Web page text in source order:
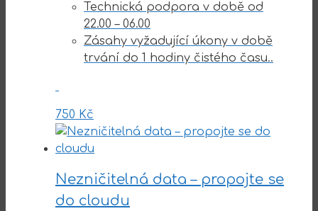
Technická podpora v době od
22.00 – 06.00
Zásahy vyžadující úkony v době
trvání do 1 hodiny čistého času..
750 Kč
Nezničitelná data – propojte se
do cloudu